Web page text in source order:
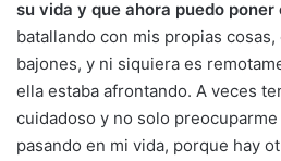
su vida y que ahora puedo
batallando con mis propias
bajones, y ni siquiera es
ella estaba afrontando. A veces
cuidadoso y no solo
pasando en mi vida, porque hay